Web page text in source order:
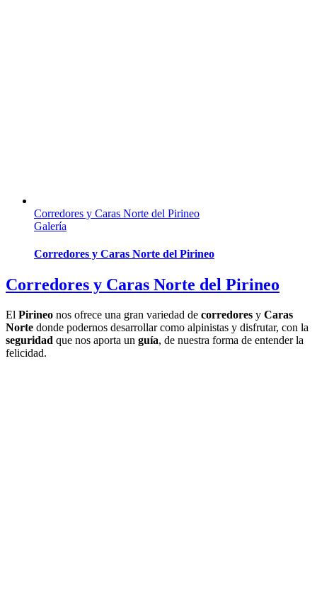
Corredores y Caras Norte del Pirineo
Galería
Corredores y Caras Norte del Pirineo
Corredores y Caras Norte del Pirineo
El Pirineo nos ofrece una gran variedad de corredores y Caras
Norte donde podernos desarrollar como alpinistas y disfrutar, con la
seguridad que nos aporta un guía, de nuestra forma de entender la
felicidad.